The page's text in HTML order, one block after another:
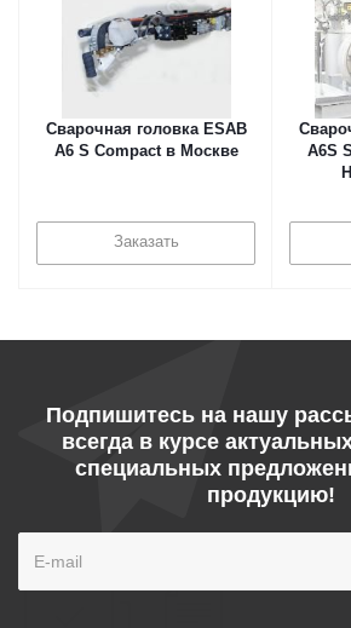
Сварочная головка ESAB
А6 S Compact в Москве
Заказать
A6S
Подпишитесь на нашу
всегда в курсе
специальных
продукцию!